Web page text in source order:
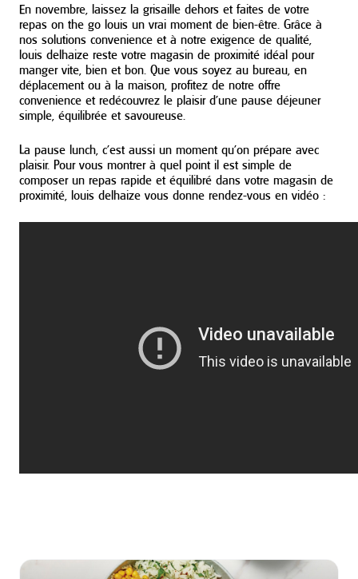
En novembre, laissez la grisaille dehors et faites de votre
repas on the go louis un vrai moment de bien-être. Grâce à
nos solutions convenience et à notre exigence de qualité,
louis delhaize reste votre magasin de proximité idéal pour
manger vite, bien et bon. Que vous soyez au bureau, en
déplacement ou à la maison, profitez de notre offre
convenience et redécouvrez le plaisir d’une pause déjeuner
simple, équilibrée et savoureuse.
La pause lunch, c’est aussi un moment qu’on prépare avec
plaisir. Pour vous montrer à quel point il est simple de
composer un repas rapide et équilibré dans votre magasin de
proximité, louis delhaize vous donne rendez-vous en vidéo :